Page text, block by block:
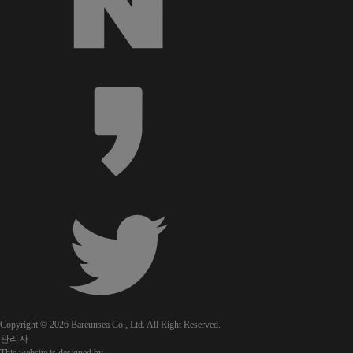
Copyright © 2026 Bareunsea Co., Ltd. All Right Reserved.
관리자